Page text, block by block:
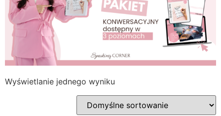
Wyświetlanie jednego wyniku